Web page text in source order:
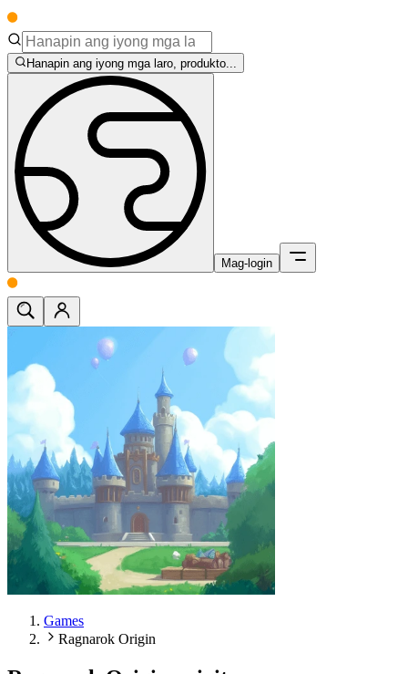
Hanapin ang iyong mga laro, produkto...
Mag-login
Games
Ragnarok Origin